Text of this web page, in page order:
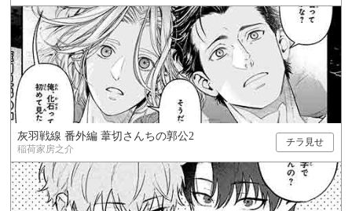
灰羽戦線 番外編 葦切さんちの郭公2
稲荷家房之介
チラ見せ